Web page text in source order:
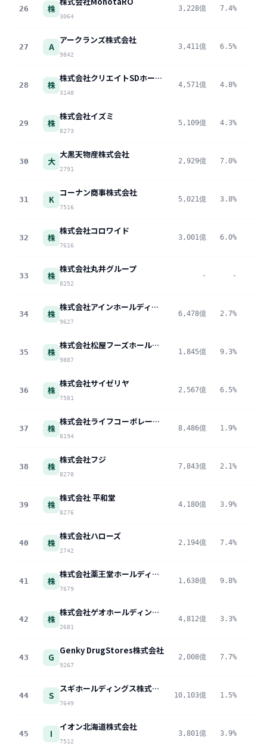
26 株
3064
3,228億 7.4%
27 A
アークランズ株式会社
9842
3,411億 6.5%
28 株
株式会社クリエイトSDホールディングス
3148
4,571億 4.8%
29 株
株式会社イズミ
8273
5,109億 4.3%
30 大
大黒天物産株式会社
2791
2,929億 7.0%
31 K
コーナン商事株式会社
7516
5,021億 3.8%
32 株
株式会社コロワイド
7616
3,001億 6.0%
33 株
株式会社丸井グループ
8252
- -
34 株
株式会社アインホールディングス
9627
6,478億 2.7%
35 株
株式会社松屋フーズホールディングス
9887
1,845億 9.3%
36 株
株式会社サイゼリヤ
7581
2,567億 6.5%
37 株
株式会社ライフコーポレーション
8194
8,486億 1.9%
38 株
株式会社フジ
8278
7,843億 2.1%
39 株
株式会社 平和堂
8276
4,180億 3.9%
40 株
株式会社ハローズ
2742
2,194億 7.4%
41 株
株式会社薬王堂ホールディングス
7679
1,638億 9.8%
42 株
株式会社ゲオホールディングス
2681
4,812億 3.3%
43 G
Genky DrugStores株式会社
9267
2,008億 7.7%
44 S
スギホールディングス株式会社
7649
10,103億 1.5%
45 I
イオン北海道株式会社
7512
3,801億 3.9%